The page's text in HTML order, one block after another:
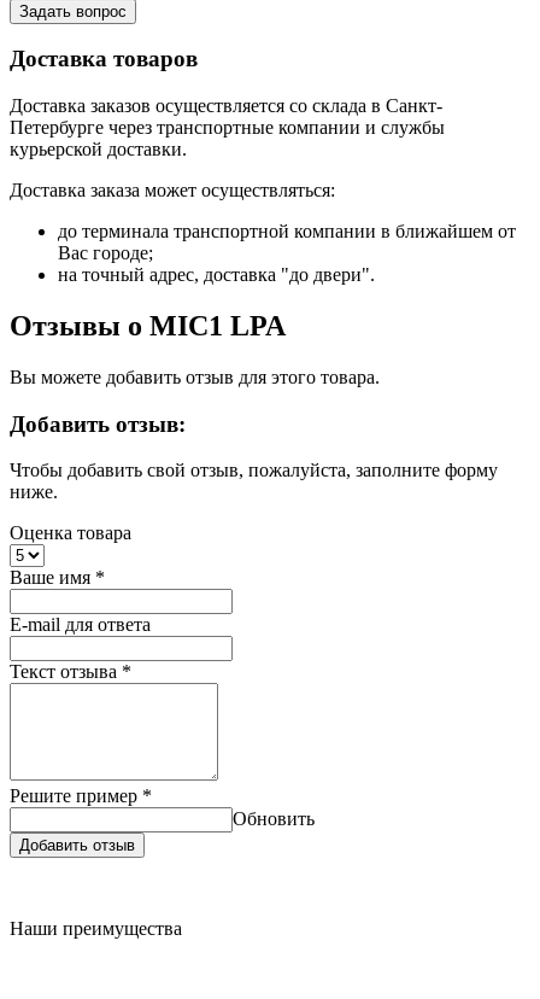
Задать вопрос
Доставка товаров
Доставка заказов осуществляется со склада в Санкт-
Петербурге через транспортные компании и службы
курьерской доставки.
Доставка заказа может осуществляться:
до терминала транспортной компании в ближайшем от
Вас городе;
на точный адрес, доставка "до двери".
Отзывы о MIC1 LPA
Вы можете добавить отзыв для этого товара.
Добавить отзыв:
Чтобы добавить свой отзыв, пожалуйста, заполните форму
ниже.
Оценка товара
Ваше имя *
E-mail для ответа
Текст отзыва *
Решите пример *
Обновить
Добавить отзыв
Наши преимущества